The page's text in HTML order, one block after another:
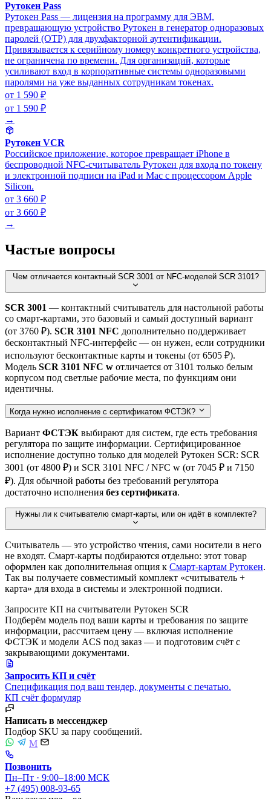
Рутокен Pass
Рутокен Pass — лицензия на программу для ЭВМ,
превращающую устройство Рутокен в генератор одноразовых
паролей (OTP) для двухфакторной аутентификации.
Привязывается к серийному номеру конкретного устройства,
не ограничена по времени. Для организаций, которые
усиливают вход в корпоративные системы одноразовыми
паролями на уже выданных сотрудникам токенах.
от 1 590 ₽
от 1 590 ₽
→
Рутокен VCR
Российское приложение, которое превращает iPhone в
беспроводной NFC-считыватель Рутокен для входа по токену
и электронной подписи на iPad и Mac с процессором Apple
Silicon.
от 3 660 ₽
от 3 660 ₽
→
Частые вопросы
Чем отличается контактный SCR 3001 от NFC-моделей SCR 3101?
SCR 3001 — контактный считыватель для настольной работы
со смарт-картами, это базовый и самый доступный вариант
(от 3760 ₽). SCR 3101 NFC дополнительно поддерживает
бесконтактный NFC-интерфейс — он нужен, если сотрудники
используют бесконтактные карты и токены (от 6505 ₽).
Модель SCR 3101 NFC w отличается от 3101 только белым
корпусом под светлые рабочие места, по функциям они
идентичны.
Когда нужно исполнение с сертификатом ФСТЭК?
Вариант ФСТЭК выбирают для систем, где есть требования
регулятора по защите информации. Сертифицированное
исполнение доступно только для моделей Рутокен SCR: SCR
3001 (от 4800 ₽) и SCR 3101 NFC / NFC w (от 7045 ₽ и 7150
₽). Для обычной работы без требований регулятора
достаточно исполнения без сертификата.
Нужны ли к считывателю смарт-карты, или он идёт в комплекте?
Считыватель — это устройство чтения, сами носители в него
не входят. Смарт-карты подбираются отдельно: этот товар
оформлен как дополнительная опция к Смарт-картам Рутокен.
Так вы получаете совместимый комплект «считыватель +
карта» для входа в системы и электронной подписи.
Запросите КП на считыватели Рутокен SCR
Подберём модель под ваши карты и требования по защите
информации, рассчитаем цену — включая исполнение
ФСТЭК и модели ACS под заказ — и подготовим счёт с
закрывающими документами.
Запросить КП и счёт
Спецификация под ваш тендер, документы с печатью.
КП счёт формуляр
Написать в мессенджер
Подбор SKU за пару сообщений.
M
Позвонить
Пн–Пт · 9:00–18:00 МСК
+7 (495) 008-93-65